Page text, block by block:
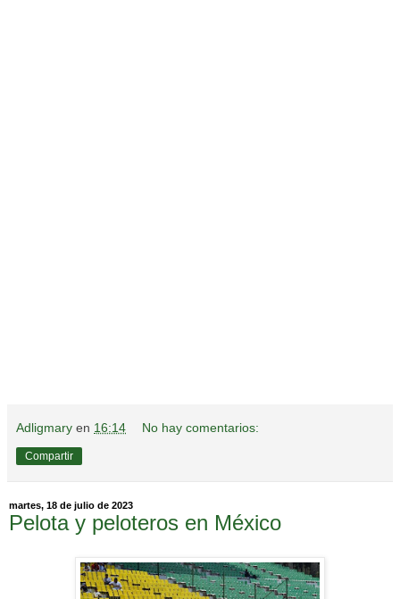
Adligmary en 16:14 No hay comentarios:
Compartir
martes, 18 de julio de 2023
Pelota y peloteros en México